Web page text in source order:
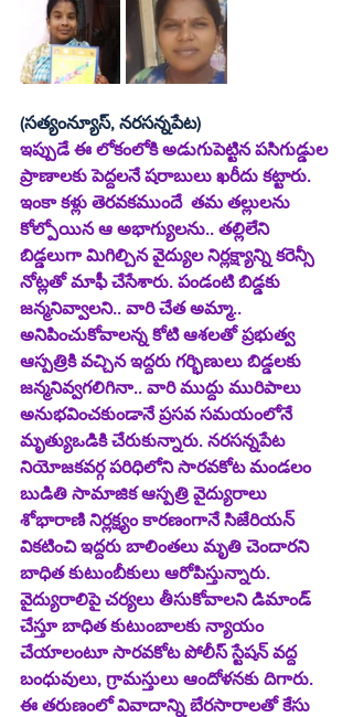
(సత్యంన్యూస్‌, నరసన్నపేట)
ఇప్పుడే ఈ లోకంలోకి అడుగుపెట్టిన పసిగుడ్డుల
ప్రాణాలకు పెద్దలనే షరాబులు ఖరీదు కట్టారు.
ఇంకా కళ్లు తెరవకముందే  తమ తల్లులను
కోల్పోయిన ఆ అభాగ్యులను.. తల్లిలేని
బిడ్డలుగా మిగిల్చిన వైద్యుల నిర్లక్ష్యాన్ని కరెన్సీ
నోట్లతో మాఫీ చేసేశారు. పండంటి బిడ్డకు
జన్మనివ్వాలని.. వారి చేత అమ్మా..
అనిపించుకోవాలన్న కోటి ఆశలతో ప్రభుత్వ
ఆస్పత్రికి వచ్చిన ఇద్దరు గర్భిణులు బిడ్డలకు
జన్మనివ్వగలిగినా.. వారి ముద్దు మురిపాలు
అనుభవించకుండానే ప్రసవ సమయంలోనే
మృత్యుఒడికి చేరుకున్నారు. నరసన్నపేట
నియోజకవర్గ పరిధిలోని సారవకోట మండలం
బుడితి సామాజిక ఆస్పత్రి వైద్యురాలు
శోభారాణి నిర్లక్ష్యం కారణంగానే సిజేరియన్‌
వికటించి ఇద్దరు బాలింతలు మృతి చెందారని
బాధిత కుటుంబీకులు ఆరోపిస్తున్నారు.
వైద్యురాలిపై చర్యలు తీసుకోవాలని డిమాండ్‌
చేస్తూ బాధిత కుటుంబాలకు న్యాయం
చేయాలంటూ సారవకోట పోలీస్‌ స్టేషన్‌ వద్ద
బంధువులు, గ్రామస్తులు ఆందోళనకు దిగారు.
ఈ తరుణంలో వివాదాన్ని బేరసారాలతో కేసు